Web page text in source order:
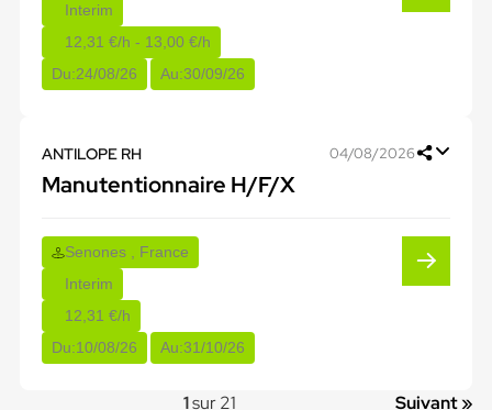
Interim
12,31 €/h - 13,00 €/h
Du:24/08/26 Au:30/09/26
ANTILOPE RH 04/08/2026
Manutentionnaire H/F/X
Senones , France
Interim
12,31 €/h
Du:10/08/26 Au:31/10/26
1sur 21
Suivant »